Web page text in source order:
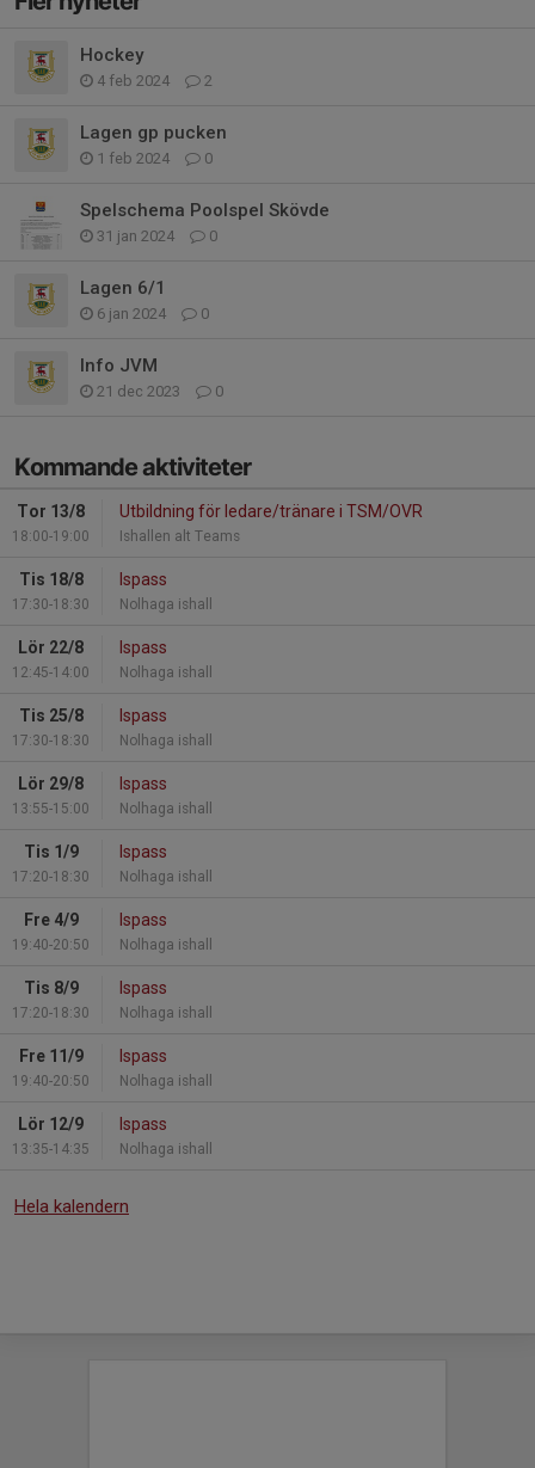
Hockey
4 feb 2024 2
Lagen gp pucken
1 feb 2024 0
Spelschema Poolspel Skövde
31 jan 2024 0
Lagen 6/1
6 jan 2024 0
Info JVM
21 dec 2023 0
Kommande aktiviteter
Tor 13/8
18:00-19:00
Utbildning för ledare/tränare i TSM/OVR
Ishallen alt Teams
Tis 18/8
17:30-18:30
Ispass
Nolhaga ishall
Lör 22/8
12:45-14:00
Ispass
Nolhaga ishall
Tis 25/8
17:30-18:30
Ispass
Nolhaga ishall
Lör 29/8
13:55-15:00
Ispass
Nolhaga ishall
Tis 1/9
17:20-18:30
Ispass
Nolhaga ishall
Fre 4/9
19:40-20:50
Ispass
Nolhaga ishall
Tis 8/9
17:20-18:30
Ispass
Nolhaga ishall
Fre 11/9
19:40-20:50
Ispass
Nolhaga ishall
Lör 12/9
13:35-14:35
Ispass
Nolhaga ishall
Hela kalendern